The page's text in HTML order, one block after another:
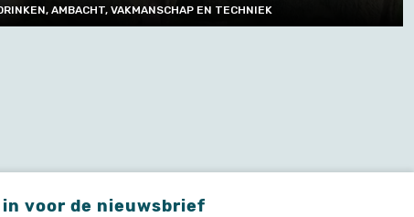
AMBACHT, VAKMANSCHAP EN TECHNIEK
voor de nieuwsbrief